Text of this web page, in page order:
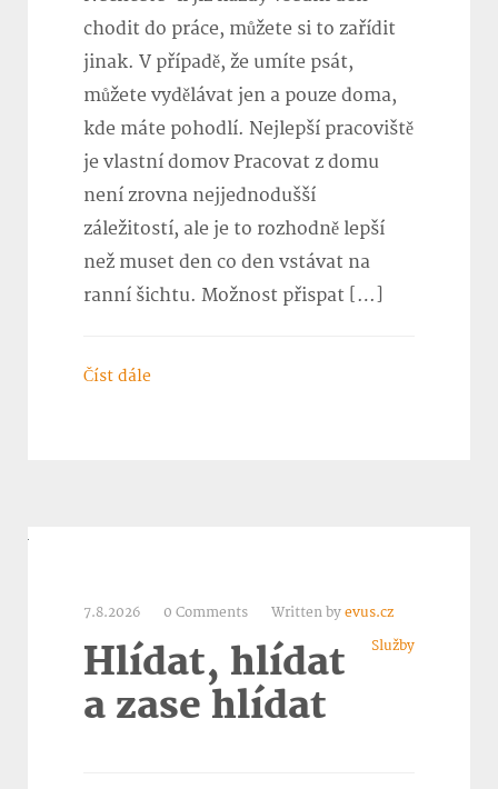
chodit do práce, můžete si to zařídit
jinak. V případě, že umíte psát,
můžete vydělávat jen a pouze doma,
kde máte pohodlí. Nejlepší pracoviště
je vlastní domov Pracovat z domu
není zrovna nejjednodušší
záležitostí, ale je to rozhodně lepší
než muset den co den vstávat na
ranní šichtu. Možnost přispat […]
Číst dále
7.8.2026 0 Comments Written by evus.cz
Služby
Hlídat, hlídat
a zase hlídat